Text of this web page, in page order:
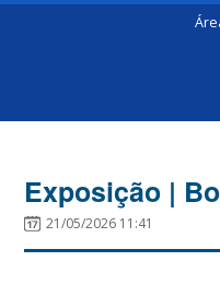
Exposição |
21/05/2026 11:41